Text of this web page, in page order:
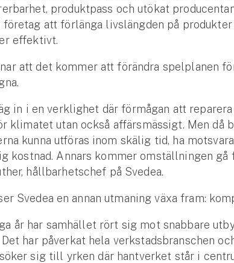
Se alla försäkringar
produktpass och utökat
företag att förlänga livslängden på produkter
effektivt.
att det kommer att förändra spelplanen
in i en verklighet där förmågan att
klimatet utan också affärsmässigt. Men då
kunna utföras inom skälig tid, ha
kostnad. Annars kommer omställningen gå
hållbarhetschef på Svedea.
Svedea en annan utmaning växa fram:
år har samhället rört sig mot snabbare
Det har påverkat hela verkstadsbranschen
sig till yrken där hantverket står i